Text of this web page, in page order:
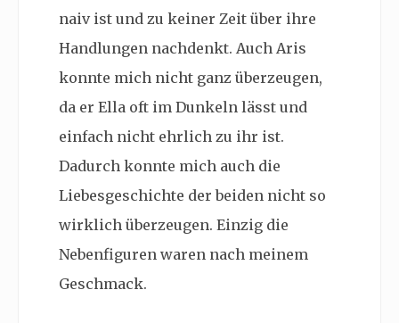
naiv ist und zu keiner Zeit über ihre
Handlungen nachdenkt. Auch Aris
konnte mich nicht ganz überzeugen,
da er Ella oft im Dunkeln lässt und
einfach nicht ehrlich zu ihr ist.
Dadurch konnte mich auch die
Liebesgeschichte der beiden nicht so
wirklich überzeugen. Einzig die
Nebenfiguren waren nach meinem
Geschmack.